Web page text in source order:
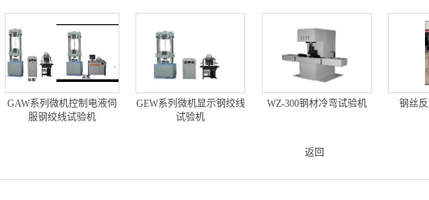
GAW系列微机控制电液伺
服钢绞线试验机
GEW系列微机显示钢绞线
试验机
WZ-300钢材冷弯试验机 钢丝
返回